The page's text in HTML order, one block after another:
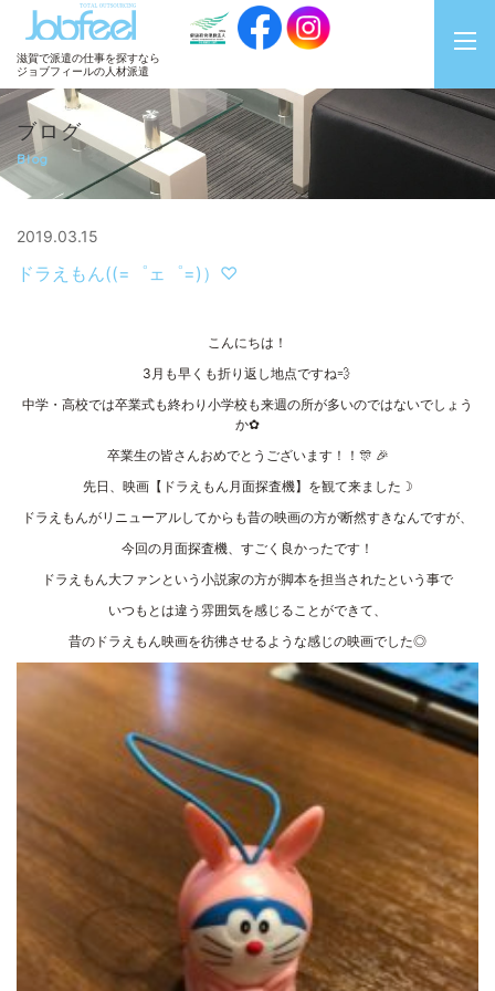
JobFeel
滋賀で派遣の仕事を探すなら
ジョブフィールの人材派遣
ブログ
Blog
2019.03.15
ドラえもん((=゜ェ゜=)）♡
こんにちは！
3月も早くも折り返し地点ですね💨
中学・高校では卒業式も終わり小学校も来週の所が多いのではないでしょう
か✿
卒業生の皆さんおめでとうございます！！🎊 🎉
先日、映画【ドラえもん月面探査機】を観て来ました☽
ドラえもんがリニューアルしてからも昔の映画の方が断然すきなんですが、
今回の月面探査機、すごく良かったです！
ドラえもん大ファンという小説家の方が脚本を担当されたという事で
いつもとは違う雰囲気を感じることができて、
昔のドラえもん映画を彷彿させるような感じの映画でした◎